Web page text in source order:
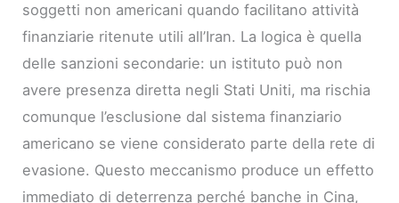
soggetti non americani quando facilitano attività
finanziarie ritenute utili all’Iran. La logica è quella
delle sanzioni secondarie: un istituto può non
avere presenza diretta negli Stati Uniti, ma rischia
comunque l’esclusione dal sistema finanziario
americano se viene considerato parte della rete di
evasione. Questo meccanismo produce un effetto
immediato di deterrenza perché banche in Cina,